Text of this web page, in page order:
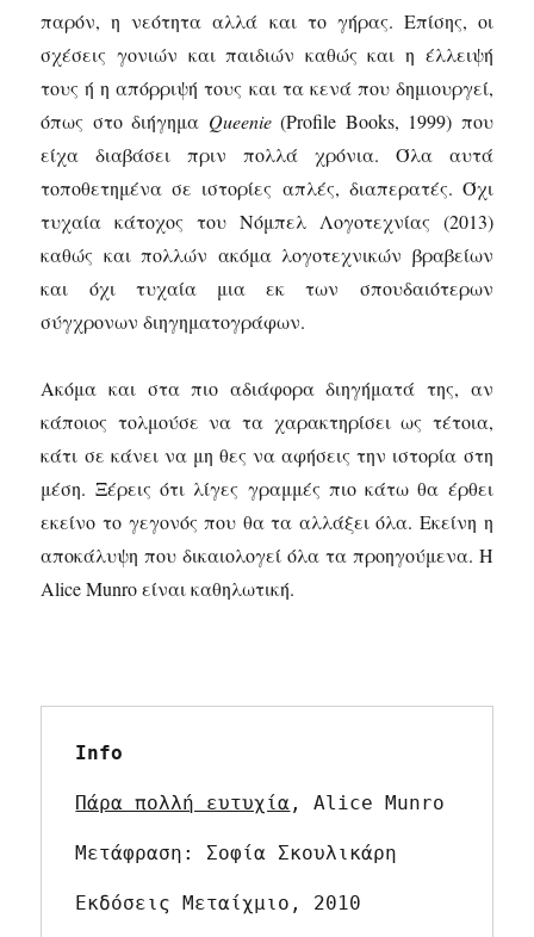
παρόν, η νεότητα αλλά και το γήρας. Επίσης, οι
σχέσεις γονιών και παιδιών καθώς και η έλλειψή
τους ή η απόρριψή τους και τα κενά που δημιουργεί,
όπως στο διήγημα Queenie(Profile Books, 1999) που
είχα διαβάσει πριν πολλά χρόνια. Όλα αυτά
τοποθετημένα σε ιστορίες απλές, διαπερατές. Όχι
τυχαία κάτοχος του Νόμπελ Λογοτεχνίας (2013)
καθώς και πολλών ακόμα λογοτεχνικών βραβείων
και όχι τυχαία μια εκ των σπουδαιότερων
σύγχρονων διηγηματογράφων.
Ακόμα και στα πιο αδιάφορα διηγήματά της, αν
κάποιος τολμούσε να τα χαρακτηρίσει ως τέτοια,
κάτι σε κάνει να μη θες να αφήσεις την ιστορία στη
μέση. Ξέρεις ότι λίγες γραμμές πιο κάτω θα έρθει
εκείνο το γεγονός που θα τα αλλάξει όλα. Εκείνη η
αποκάλυψη που δικαιολογεί όλα τα προηγούμενα. Η
Alice Munro είναι καθηλωτική.
Info
Πάρα πολλή ευτυχία , Alice Munro
Μετάφραση: Σοφία Σκουλικάρη
Εκδόσεις Μεταίχμιο, 2010